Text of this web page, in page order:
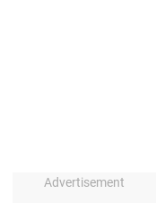
Advertisement